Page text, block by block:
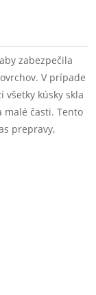
zabezpečila
V prípade
kúsky skla
časti. Tento
prepravy,